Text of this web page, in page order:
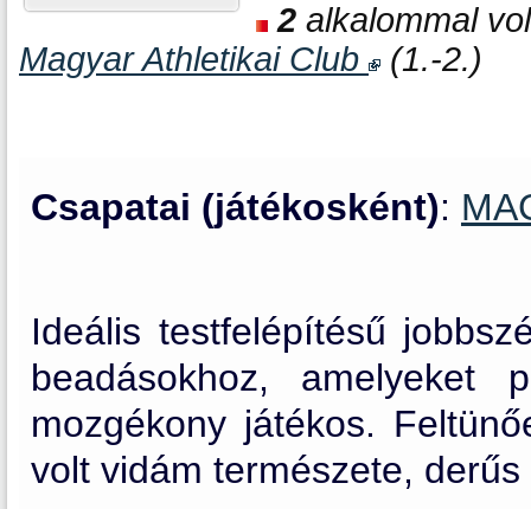
2 alkalommal
Magyar Athletikai Club
(1.-2.)
Csapatai (játékosként):
Ideális testfelépítésű
beadásokhoz, amelyeket
mozgékony játékos.
volt vidám természete,